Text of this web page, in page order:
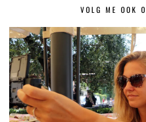
VOLG ME OOK